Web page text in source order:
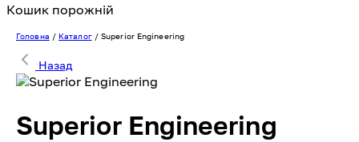
Кошик порожній
Головна / Каталог/Superior Engineering
Назад
Superior Engineering